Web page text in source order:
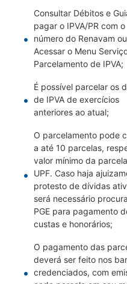
Consultar Débitos e
pagar o IPVA/PR com o
número do Renavam ou
Acessar o Menu
Parcelamento de IPVA;
É possível parcelar os
de IPVA de exercícios
anteriores ao atual;
O parcelamento pode
a até 10 parcelas,
valor mínimo da
UPF. Caso haja
protesto de dívidas
será necessário
PGE para pagamento
custas e honorários;
O pagamento das
deverá ser feito nos
credenciados, com